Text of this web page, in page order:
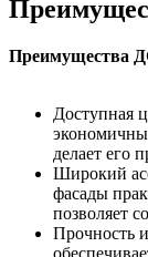
Преимущества
Доступная
делает его
Широкий
фасады
позволяет
Прочность